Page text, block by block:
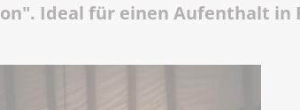
Ideal für einen Aufenthalt in